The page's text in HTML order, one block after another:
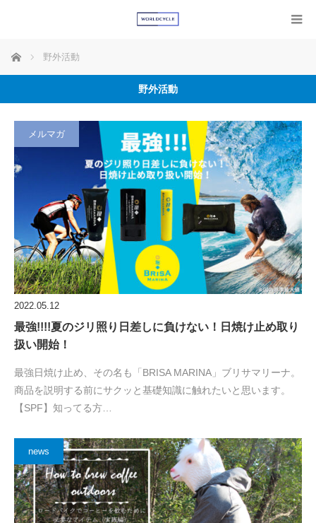
ホーム 野外活動
野外活動
メルマガ
2022.05.12
最強!!!!夏のジリ照り日差しに負けない！日焼け止め取り
扱い開始！
最強日焼け止め、その名も「BRISA MARINA」ブリサマリーナ。
商品を説明する前にサクッと基礎知識に触れたいと思います。
【SPF】知ってる方…
news